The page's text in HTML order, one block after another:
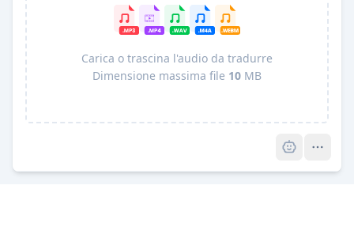
Carica o trascina l'audio da tradurre
Dimensione massima file 10 MB